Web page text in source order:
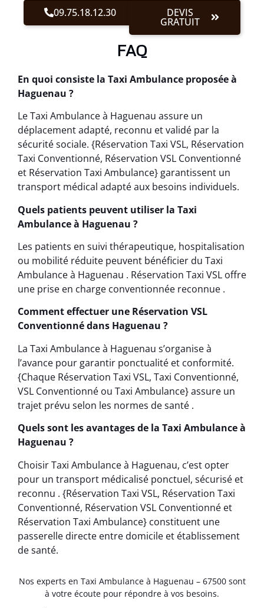
09.75.18.12.30 DEVIS
GRATUIT
FAQ
En quoi consiste la Taxi Ambulance proposée à
Haguenau ?
Le Taxi Ambulance à Haguenau assure un
déplacement adapté, reconnu et validé par la
sécurité sociale. {Réservation Taxi VSL, Réservation
Taxi Conventionné, Réservation VSL Conventionné
et Réservation Taxi Ambulance} garantissent un
transport médical adapté aux besoins individuels.
Quels patients peuvent utiliser la Taxi
Ambulance à Haguenau ?
Les patients en suivi thérapeutique, hospitalisation
ou mobilité réduite peuvent bénéficier du Taxi
Ambulance à Haguenau . Réservation Taxi VSL offre
une prise en charge conventionnée reconnue .
Comment effectuer une Réservation VSL
Conventionné dans Haguenau ?
La Taxi Ambulance à Haguenau s’organise à
l’avance pour garantir ponctualité et conformité.
{Chaque Réservation Taxi VSL, Taxi Conventionné,
VSL Conventionné ou Taxi Ambulance} assure un
trajet prévu selon les normes de santé .
Quels sont les avantages de la Taxi Ambulance à
Haguenau ?
Choisir Taxi Ambulance à Haguenau, c’est opter
pour un transport médicalisé ponctuel, sécurisé et
reconnu . {Réservation Taxi VSL, Réservation Taxi
Conventionné, Réservation VSL Conventionné et
Réservation Taxi Ambulance} constituent une
passerelle directe entre domicile et établissement
de santé.
Nos experts en Taxi Ambulance à Haguenau – 67500 sont
à votre écoute pour répondre à vos besoins.